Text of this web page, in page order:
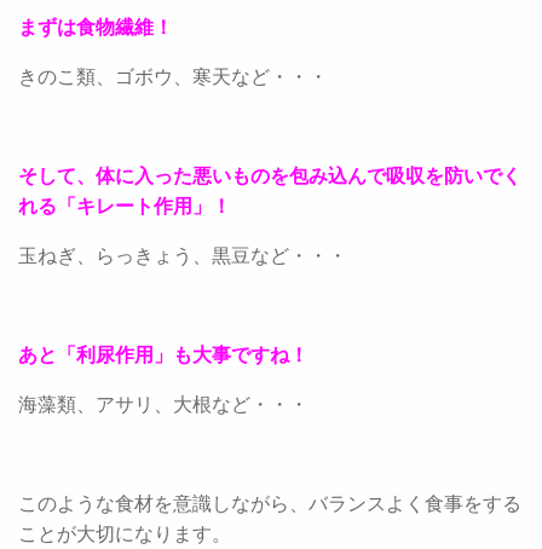
まずは食物繊維！
きのこ類、ゴボウ、寒天など・・・
そして、体に入った悪いものを包み込んで吸収を防いでく
れる「キレート作用」！
玉ねぎ、らっきょう、黒豆など・・・
あと「利尿作用」も大事ですね！
海藻類、アサリ、大根など・・・
このような食材を意識しながら、バランスよく食事をする
ことが大切になります。